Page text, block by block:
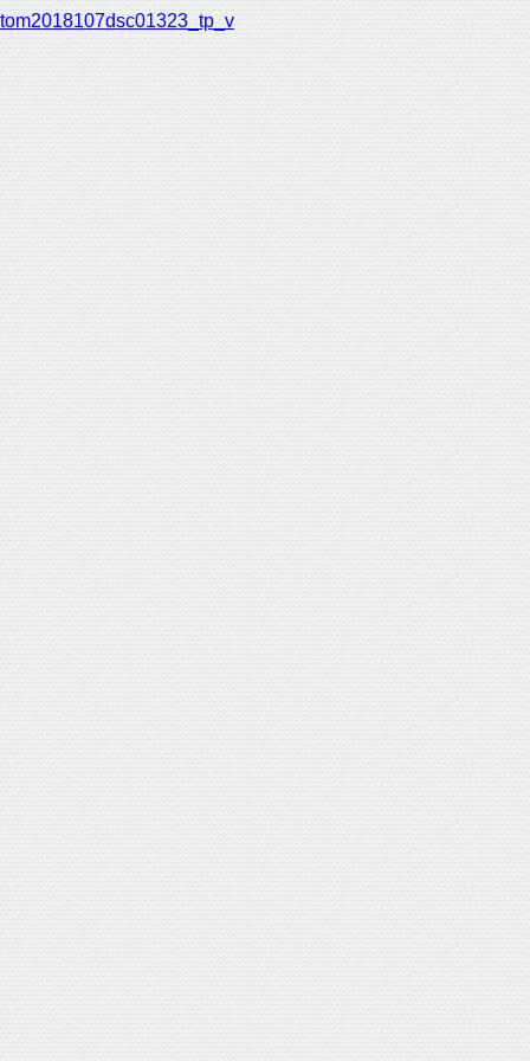
tom2018107dsc01323_tp_v